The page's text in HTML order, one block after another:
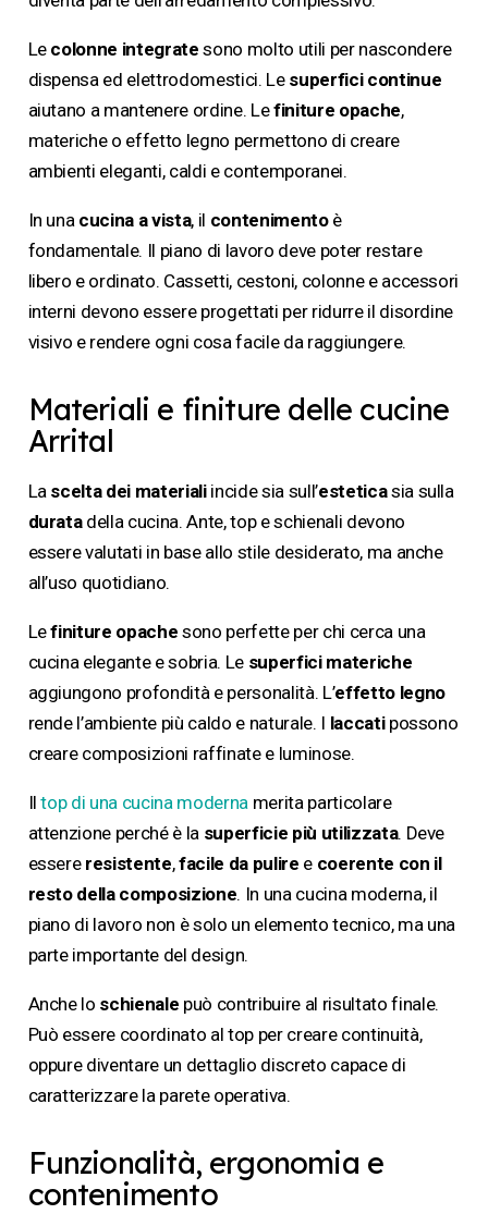
Le colonne integrate sono molto utili per nascondere
dispensa ed elettrodomestici. Le superfici continue
aiutano a mantenere ordine. Lefiniture opache,
materiche o effetto legno permettono di creare
ambienti eleganti, caldi e contemporanei.
In una cucina a vista, il contenimentoè
fondamentale. Il piano di lavoro deve poter restare
libero e ordinato. Cassetti, cestoni, colonne e accessori
interni devono essere progettati per ridurre il disordine
visivo e rendere ogni cosa facile da raggiungere.
Materiali e finiture delle cucine
Arrital
La scelta dei materialiincide sia sull’esteticasia sulla
duratadella cucina. Ante, top e schienali devono
essere valutati in base allo stile desiderato, ma anche
all’uso quotidiano.
Lefiniture opache sono perfette per chi cerca una
cucina elegante e sobria. Le superfici materiche
aggiungono profondità e personalità. L’effetto legno
rende l’ambiente più caldo e naturale. I laccatipossono
creare composizioni raffinate e luminose.
Iltop di una cucina moderna merita particolare
attenzione perché è la superficie più utilizzata. Deve
essere resistente,facile da pulire e coerente con il
resto della composizione. In una cucina moderna, il
piano di lavoro non è solo un elemento tecnico, ma una
parte importante del design.
Anche lo schienale può contribuire al risultato finale.
Può essere coordinato al top per creare continuità,
oppure diventare un dettaglio discreto capace di
caratterizzare la parete operativa.
Funzionalità, ergonomia e
contenimento